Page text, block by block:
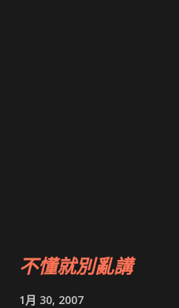
不懂就別亂講
1月 30, 2007